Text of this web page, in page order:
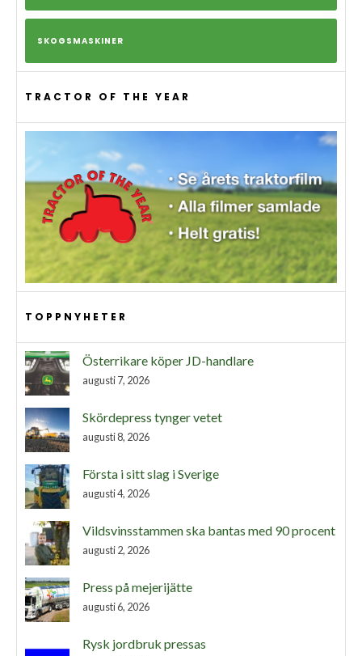
SKOGSMASKINER
TRACTOR OF THE YEAR
TOPPNYHETER
Österrikare köper JD-handlare
augusti 7, 2026
Skördepress tynger vetet
augusti 8, 2026
Första i sitt slag i Sverige
augusti 4, 2026
Vildsvinsstammen ska bantas med 90 procent
augusti 2, 2026
Press på mejerijätte
augusti 6, 2026
Rysk jordbruk pressas